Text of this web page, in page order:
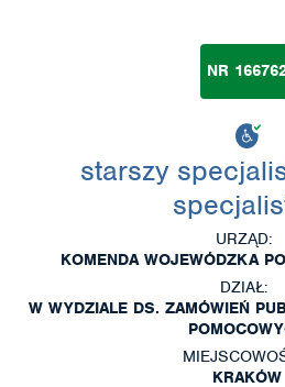
NR
starszy
URZĄD:
KOMENDA WOJEWÓDZKA
DZIAŁ:
W WYDZIALE DS. ZAMÓWIEŃ
KRAKÓW